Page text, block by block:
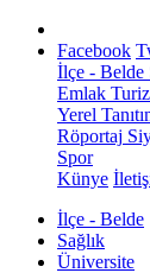
Facebook
İlçe - Belde
Emlak
Yerel
Röportaj
Spor
Künye
İlçe - Belde
Sağlık
Üniversite